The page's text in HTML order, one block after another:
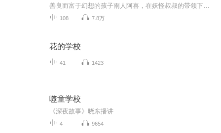
108 7.8万
花的学校
41 1423
噬童学校
《深夜故事》晓东播讲
4 9654